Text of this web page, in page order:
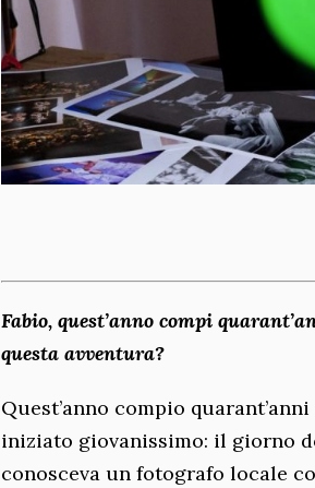
Fabio, quest’anno compi
questa avventura?
Quest’anno compio
iniziato giovanissimo: il giorno
conosceva un fotografo locale